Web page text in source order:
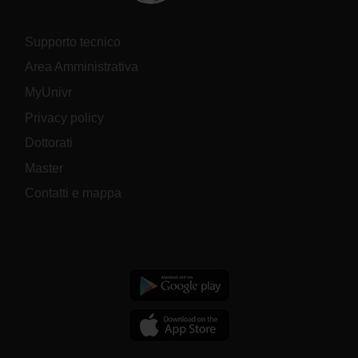
Supporto tecnico
Area Amministrativa
MyUnivr
Privacy policy
Dottorati
Master
Contatti e mappa